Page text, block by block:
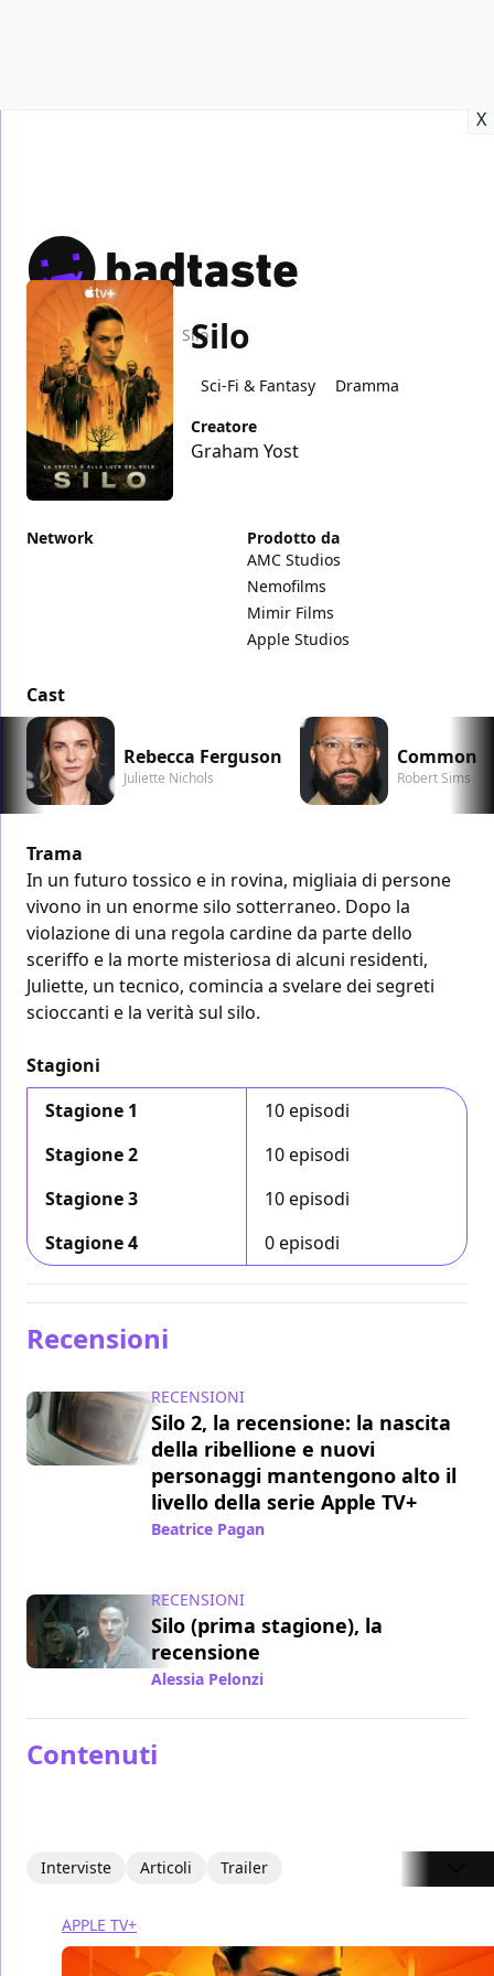
X
Home TV Silo
Silo
Sci-Fi & Fantasy
Dramma
Creatore
Graham Yost
Network
Prodotto da
AMC Studios
Nemofilms
Mimir Films
Apple Studios
Cast
Rebecca Ferguson
Juliette Nichols
Common
Robert Sims
Trama
In un futuro tossico e in rovina, migliaia di persone
vivono in un enorme silo sotterraneo. Dopo la
violazione di una regola cardine da parte dello
sceriffo e la morte misteriosa di alcuni residenti,
Juliette, un tecnico, comincia a svelare dei segreti
scioccanti e la verità sul silo.
Stagioni
Stagione 1
10 episodi
Stagione 2
10 episodi
Stagione 3
10 episodi
Stagione 4
0 episodi
Recensioni
RECENSIONI
Silo 2, la recensione: la nascita
della ribellione e nuovi
personaggi mantengono alto il
livello della serie Apple TV+
Beatrice Pagan
RECENSIONI
Silo (prima stagione), la
recensione
Alessia Pelonzi
Contenuti
Interviste Articoli Trailer
APPLE TV+